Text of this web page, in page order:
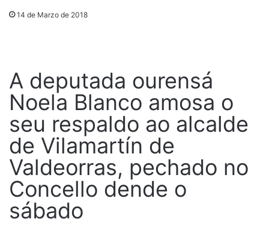
14 de Marzo de 2018
A deputada ourensá
Noela Blanco amosa o
seu respaldo ao alcalde
de Vilamartín de
Valdeorras, pechado no
Concello dende o
sábado